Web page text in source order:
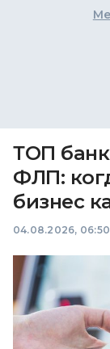
ТОП
ФЛП:
бизнес
04.08.2026, 06:50